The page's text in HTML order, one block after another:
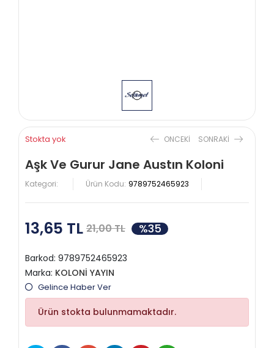
Stokta yok ONCEKI SONRAKI
Aşk Ve Gurur Jane Austın Koloni
Kategori: Ürün Kodu: 9789752465923
13,65 TL 21,00 TL %35
Barkod: 9789752465923
Marka: KOLONİ YAYIN
Gelince Haber Ver
Ürün stokta bulunmamaktadır.